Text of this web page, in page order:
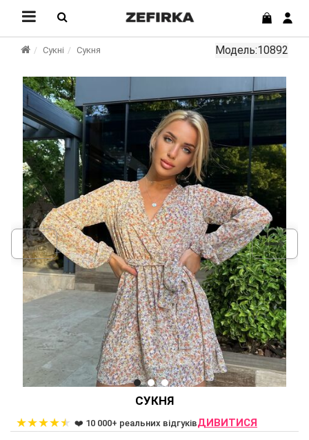
Сукні Сукня Модель:10892
СУКНЯ
★★★★★ ❤️ 10 000+ реальних відгуківДИВИТИСЯ